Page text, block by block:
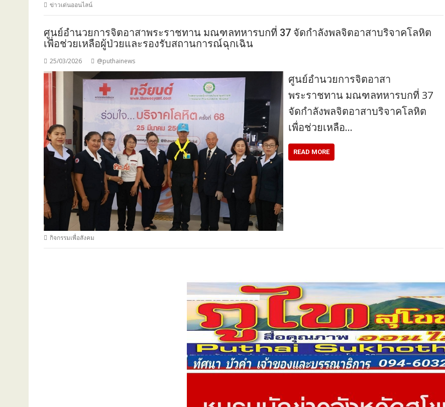
ข่าวเด่นออนไลน์
ศูนย์อำนวยการจิตอาสาพระราชทาน มณฑลทหารบกที่ 37 จัดกำลังพลจิตอาสาบริจาคโลหิต
เพื่อช่วยเหลือผู้ป่วยและรองรับสถานการณ์ฉุกเฉิน
25/03/2026 @puthainews
ศูนย์อำนวยการจิตอาสา
พระราชทาน มณฑลทหารบกที่ 37
จัดกำลังพลจิตอาสาบริจาคโลหิต
เพื่อช่วยเหลือ…
READ MORE
กิจกรรมเพื่อสังคม